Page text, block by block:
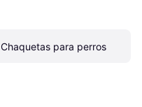
Chaquetas para perros